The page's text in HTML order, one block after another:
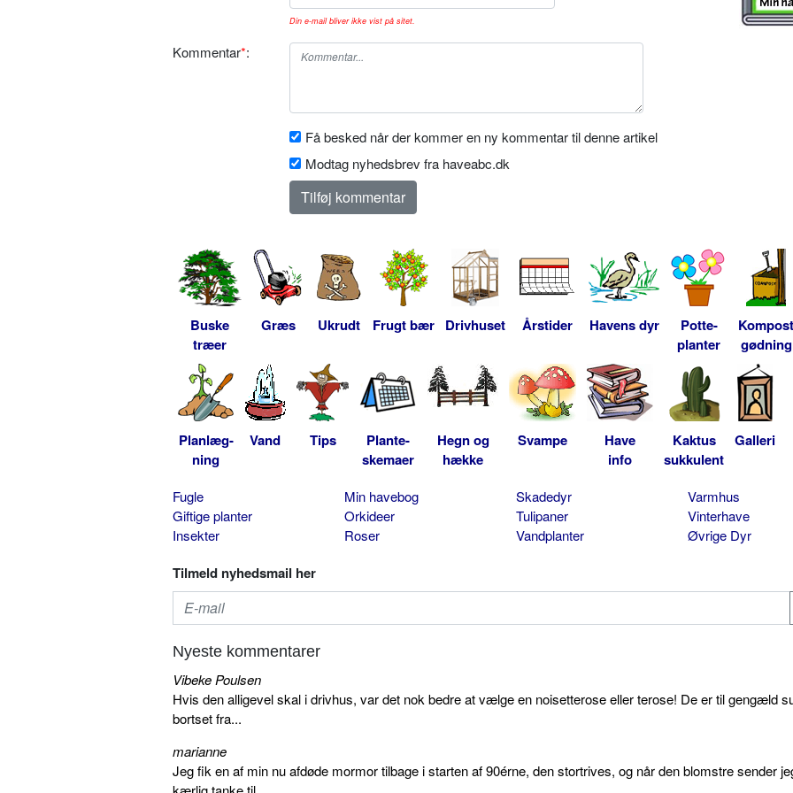
Din e-mail bliver ikke vist på sitet.
Kommentar*:
Få besked når der kommer en ny kommentar til denne artikel
Modtag nyhedsbrev fra haveabc.dk
Buske
træer
Græs Ukrudt Frugt bær Drivhuset Årstider Havens dyr
Potte-
planter
Kompost
gødning
Planlæg-
ning
Vand Tips
Plante-
skemaer
Hegn og
hække
Svampe
Have
info
Kaktus
sukkulent
Galleri
Fugle
Giftige planter
Insekter
Min havebog
Orkideer
Roser
Skadedyr
Tulipaner
Vandplanter
Varmhus
Vinterhave
Øvrige Dyr
Tilmeld nyhedsmail her
Nyeste kommentarer
Vibeke Poulsen
Hvis den alligevel skal i drivhus, var det nok bedre at vælge en noisetterose eller terose! De er til gengæld
bortset fra...
marianne
Jeg fik en af min nu afdøde mormor tilbage i starten af 90érne, den stortrives, og når den blomstre sender